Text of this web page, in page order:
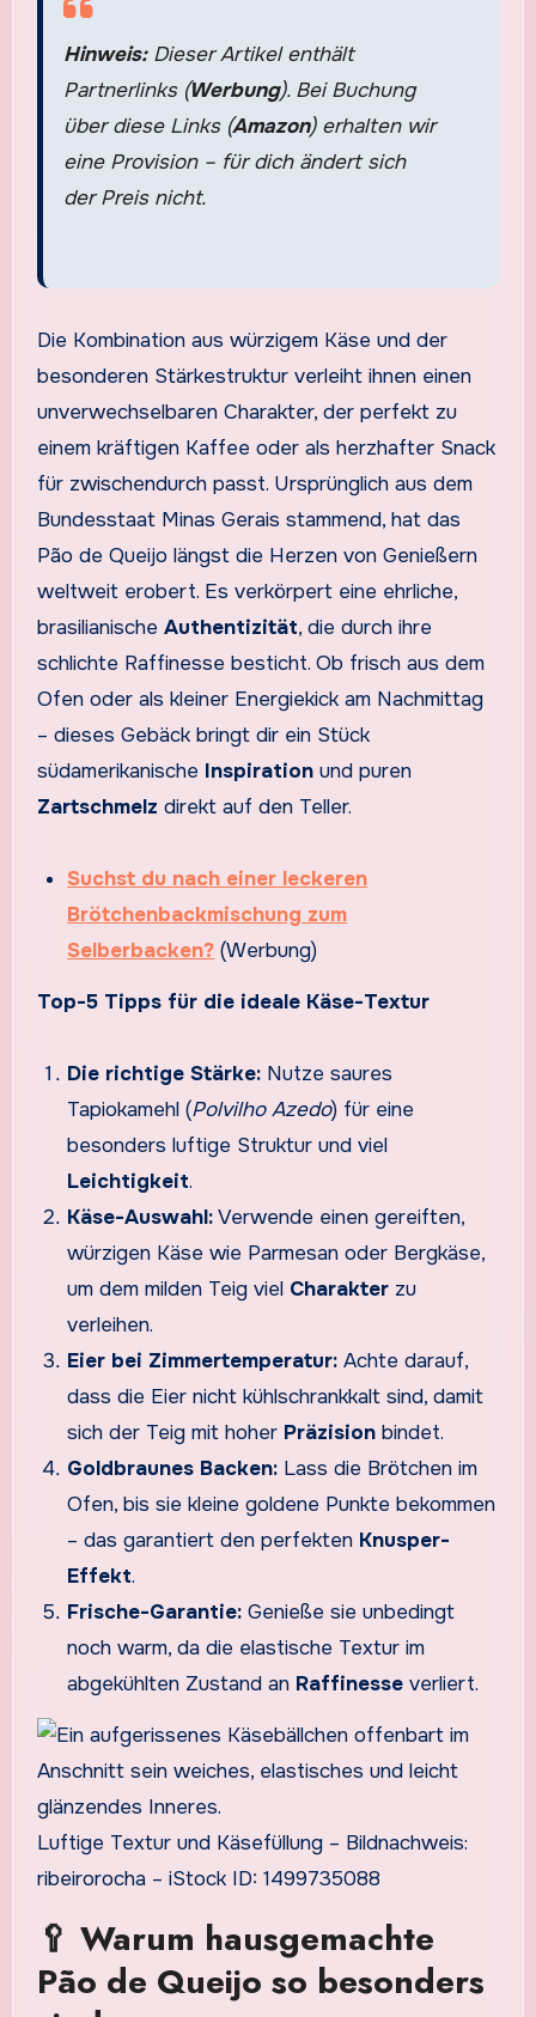
Hinweis:Dieser Artikel enthält
Partnerlinks (Werbung). Bei Buchung
über diese Links (Amazon) erhalten wir
eine Provision – für dich ändert sich
der Preis nicht.
Die Kombination aus würzigem Käse und der
besonderen Stärkestruktur verleiht ihnen einen
unverwechselbaren Charakter, der perfekt zu
einem kräftigen Kaffee oder als herzhafter Snack
für zwischendurch passt. Ursprünglich aus dem
Bundesstaat Minas Gerais stammend, hat das
Pão de Queijo längst die Herzen von Genießern
weltweit erobert. Es verkörpert eine ehrliche,
brasilianische Authentizität, die durch ihre
schlichte Raffinesse besticht. Ob frisch aus dem
Ofen oder als kleiner Energiekick am Nachmittag
– dieses Gebäck bringt dir ein Stück
südamerikanische Inspirationund puren
Zartschmelz direkt auf den Teller.
Suchst du nach einer leckeren
Brötchenbackmischung zum
Selberbacken? (Werbung)
Top-5 Tipps für die ideale Käse-Textur
Die richtige Stärke: Nutze saures
Tapiokamehl (Polvilho Azedo) für eine
besonders luftige Struktur und viel
Leichtigkeit.
Käse-Auswahl:Verwende einen gereiften,
würzigen Käse wie Parmesan oder Bergkäse,
um dem milden Teig viel Charakter zu
verleihen.
Eier bei Zimmertemperatur: Achte darauf,
dass die Eier nicht kühlschrankkalt sind, damit
sich der Teig mit hoher Präzision bindet.
Goldbraunes Backen: Lass die Brötchen im
Ofen, bis sie kleine goldene Punkte bekommen
– das garantiert den perfekten Knusper-
Effekt.
Frische-Garantie: Genieße sie unbedingt
noch warm, da die elastische Textur im
abgekühlten Zustand an Raffinesse verliert.
Luftige Textur und Käsefüllung – Bildnachweis:
ribeirorocha – iStock ID: 1499735088
🥄 Warum hausgemachte
Pão de Queijo so besonders